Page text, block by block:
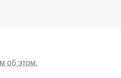
об этом.